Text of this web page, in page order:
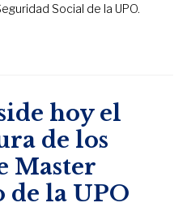
Social de la UPO.
hoy el
de los
Master
la UPO